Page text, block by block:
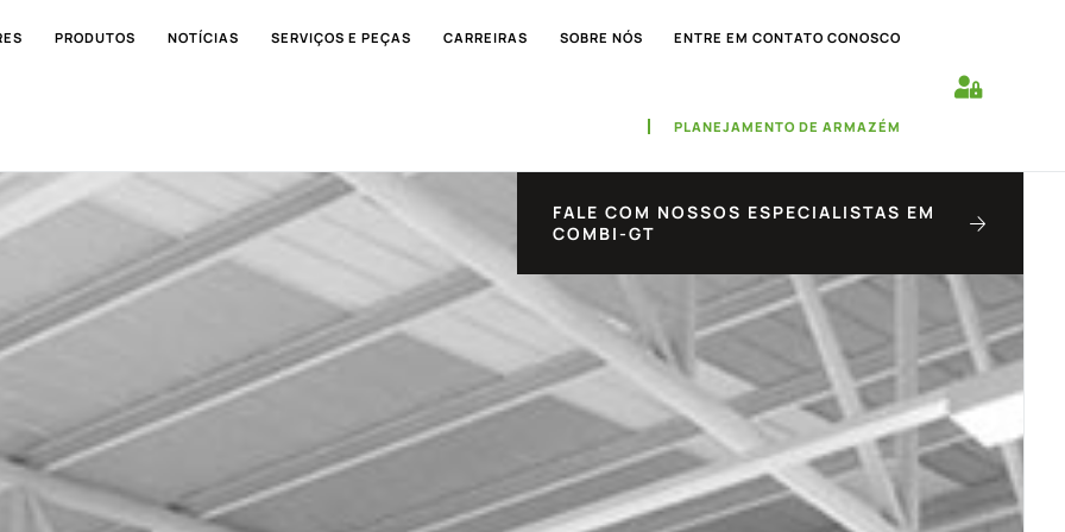
PRODUTOS NOTÍCIAS SERVIÇOS E PEÇAS CARREIRAS SOBRE NÓS ENTRE EM CONTATO CONOSCO
PLANEJAMENTO DE ARMAZÉM
FALE COM NOSSOS ESPECIALISTAS EM
COMBI-GT